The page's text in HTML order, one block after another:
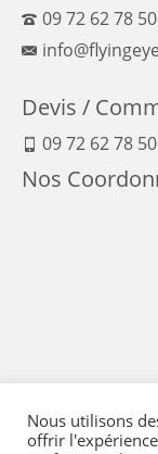
09 72 62 78 50
Devis /
09 72 62 78 50
Nos
Nous utilisons
offrir